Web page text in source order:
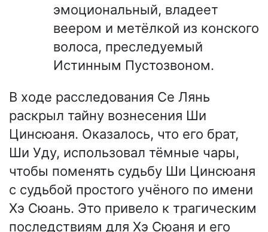
эмоциональный, владеет
веером и метёлкой из конского
волоса, преследуемый
Истинным Пустозвоном.
В ходе расследования Се Лянь
раскрыл тайну вознесения Ши
Цинсюаня. Оказалось, что его брат,
Ши Уду, использовал тёмные чары,
чтобы поменять судьбу Ши Цинсюаня
с судьбой простого учёного по имени
Хэ Сюань. Это привело к трагическим
последствиям для Хэ Сюаня и его